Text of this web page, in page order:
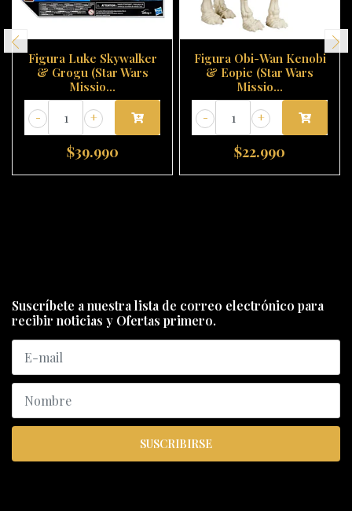
Figura Luke Skywalker
& Grogu (Star Wars
Missio...
+
-
$39.990
Figura Obi-Wan Kenobi
& Eopie (Star Wars
Missio...
+
-
$22.990
Suscríbete a nuestra lista de correo electrónico para
recibir noticias y Ofertas primero.
SUSCRIBIRSE